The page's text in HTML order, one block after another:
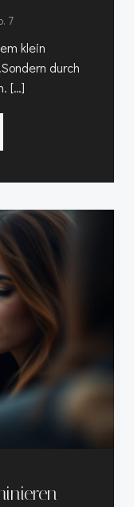
7
klein
durch
[…]
–